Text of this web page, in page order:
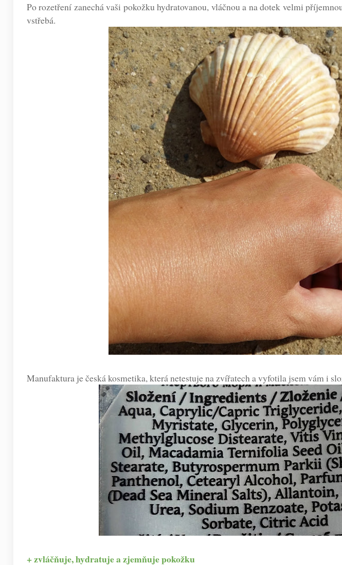
Po rozetření zanechá vaši pokožku hydratovanou, vláčnou a na dotek velmi
vstřebá.
Manufaktura je česká kosmetika, která netestuje na zvířatech a vyfotila jsem vám i
+ zvláčňuje, hydratuje a zjemňuje pokožku